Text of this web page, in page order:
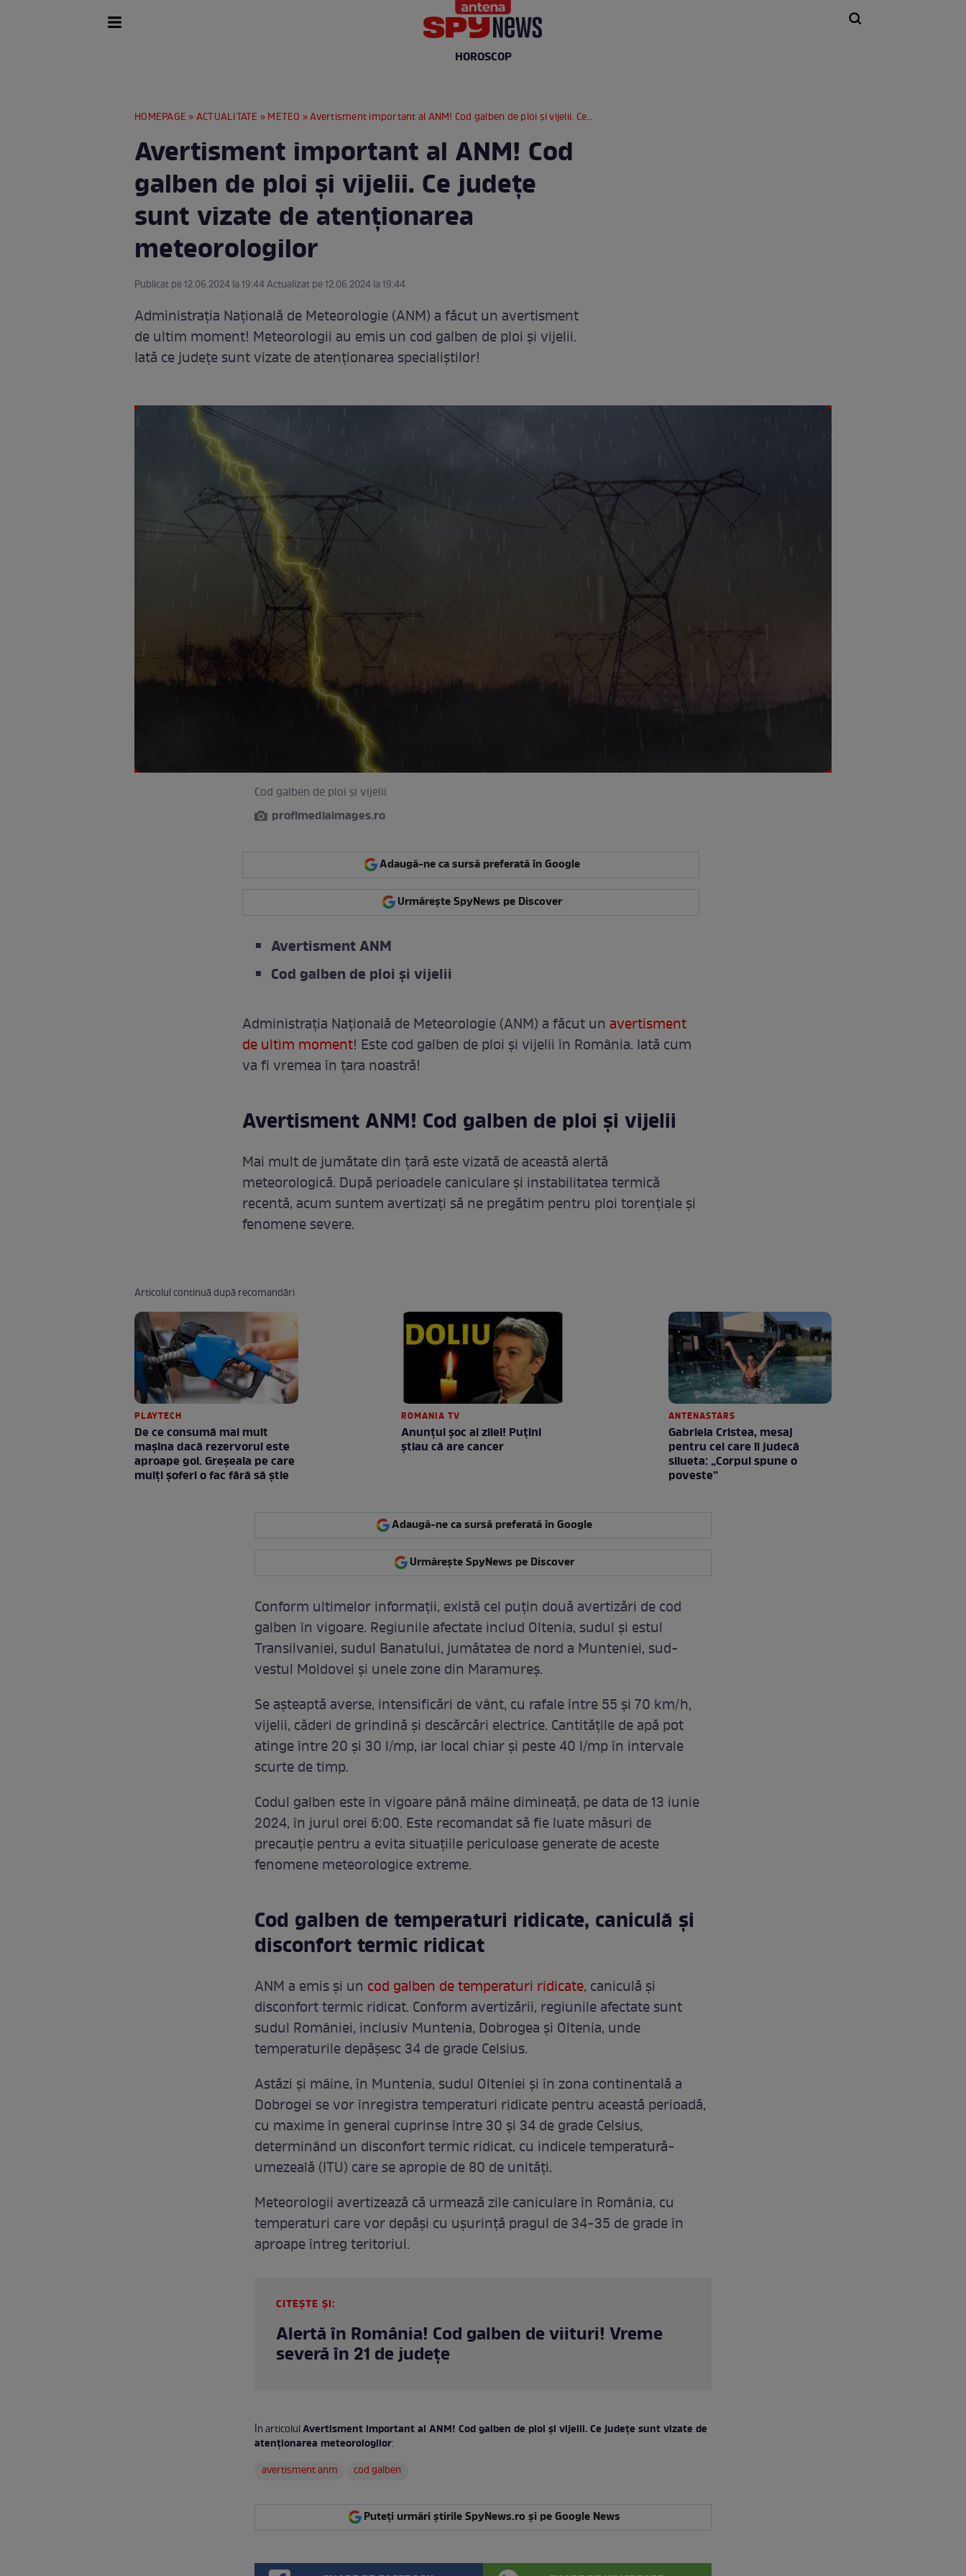
HOROSCOP
HOMEPAGE »ACTUALITATE »METEO » Avertisment important al ANM! Cod galben de ploi și vijelii. Ce județe sunt vizate de atenționarea meteorologilor
Avertisment important al ANM! Cod
galben de ploi și vijelii. Ce județe
sunt vizate de atenționarea
meteorologilor
Publicat pe 12.06.2024 la 19:44 Actualizat pe 12.06.2024 la 19:44
Administrația Națională de Meteorologie (ANM) a făcut un avertisment
de ultim moment! Meteorologii au emis un cod galben de ploi și vijelii.
Iată ce județe sunt vizate de atenționarea specialiștilor!
Cod galben de ploi și vijelii
profimediaimages.ro
Adaugă-ne ca sursă preferată în Google
Urmărește SpyNews pe Discover
Avertisment ANM
Cod galben de ploi și vijelii
Administrația Națională de Meteorologie (ANM) a făcut un avertisment
de ultim moment! Este cod galben de ploi și vijelii în România. Iată cum
va fi vremea în țara noastră!
Avertisment ANM! Cod galben de ploi și vijelii
Mai mult de jumătate din țară este vizată de această alertă
meteorologică. După perioadele caniculare și instabilitatea termică
recentă, acum suntem avertizați să ne pregătim pentru ploi torențiale și
fenomene severe.
Articolul continuă după recomandări
PLAYTECH
De ce consumă mai mult
mașina dacă rezervorul este
aproape gol. Greșeala pe care
mulți șoferi o fac fără să știe
ROMANIA TV
Anunţul şoc al zilei! Puţini
ştiau că are cancer
ANTENASTARS
Gabriela Cristea, mesaj
pentru cei care îi judecă
silueta: „Corpul spune o
poveste”
Adaugă-ne ca sursă preferată în Google
Urmărește SpyNews pe Discover
Conform ultimelor informații, există cel puțin două avertizări de cod
galben în vigoare. Regiunile afectate includ Oltenia, sudul și estul
Transilvaniei, sudul Banatului, jumătatea de nord a Munteniei, sud-
vestul Moldovei și unele zone din Maramureș.
Se așteaptă averse, intensificări de vânt, cu rafale între 55 și 70 km/h,
vijelii, căderi de grindină și descărcări electrice. Cantitățile de apă pot
atinge între 20 și 30 l/mp, iar local chiar și peste 40 l/mp în intervale
scurte de timp.
Codul galben este în vigoare până mâine dimineață, pe data de 13 iunie
2024, în jurul orei 6:00. Este recomandat să fie luate măsuri de
precauție pentru a evita situațiile periculoase generate de aceste
fenomene meteorologice extreme.
Cod galben de temperaturi ridicate, caniculă și
disconfort termic ridicat
ANM a emis și un cod galben de temperaturi ridicate, caniculă și
disconfort termic ridicat. Conform avertizării, regiunile afectate sunt
sudul României, inclusiv Muntenia, Dobrogea și Oltenia, unde
temperaturile depășesc 34 de grade Celsius.
Astăzi și mâine, în Muntenia, sudul Olteniei și în zona continentală a
Dobrogei se vor înregistra temperaturi ridicate pentru această perioadă,
cu maxime în general cuprinse între 30 și 34 de grade Celsius,
determinând un disconfort termic ridicat, cu indicele temperatură-
umezeală (ITU) care se apropie de 80 de unități.
Meteorologii avertizează că urmează zile caniculare în România, cu
temperaturi care vor depăși cu ușurință pragul de 34-35 de grade în
aproape întreg teritoriul.
CITEȘTE ȘI:
Alertă în România! Cod galben de viituri! Vreme
severă în 21 de județe
În articolulAvertisment important al ANM! Cod galben de ploi și vijelii. Ce județe sunt vizate de
atenționarea meteorologilor:
avertisment anm
cod galben
Puteți urmări știrile SpyNews.ro și pe Google News